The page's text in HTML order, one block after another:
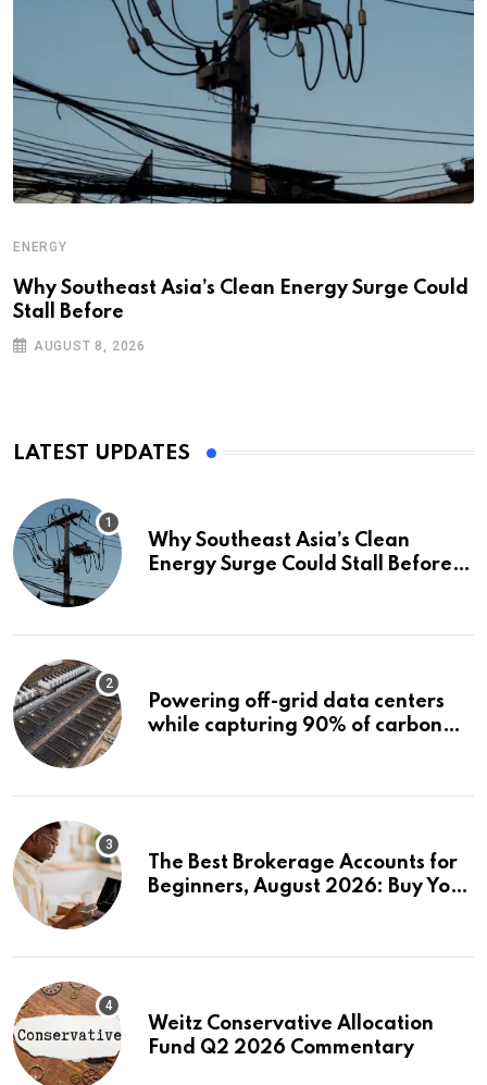
ENERGY
Why Southeast Asia’s Clean Energy Surge Could
Stall Before
AUGUST 8, 2026
LATEST UPDATES
Why Southeast Asia’s Clean
Energy Surge Could Stall Before It
Powering off-grid data centers
while capturing 90% of carbon
The Best Brokerage Accounts for
Beginners, August 2026: Buy Your
Weitz Conservative Allocation
Fund Q2 2026 Commentary